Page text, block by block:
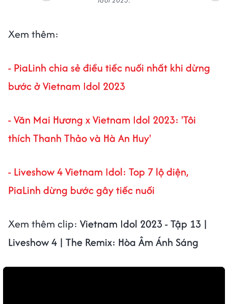
Xem thêm:
- PiaLinh chia sẻ điều tiếc nuối nhất khi dừng
bước ở Vietnam Idol 2023
- Văn Mai Hương x Vietnam Idol 2023: 'Tôi
thích Thanh Thảo và Hà An Huy'
- Liveshow 4 Vietnam Idol: Top 7 lộ diện,
PiaLinh dừng bước gây tiếc nuối
Xem thêm clip: Vietnam Idol 2023 - Tập 13 |
Liveshow 4 | The Remix: Hòa Âm Ánh Sáng